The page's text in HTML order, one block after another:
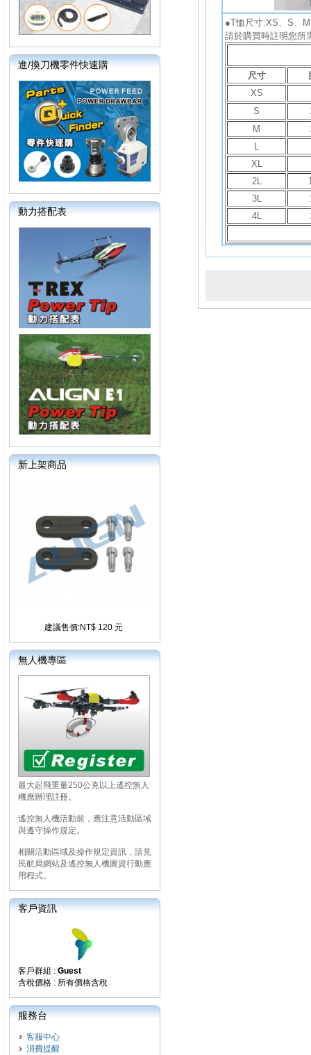
進/換刀機零件快速購
動力搭配表
新上架商品
建議售價:NT$ 120 元
無人機專區
最大起飛重量250公克以上遙控無人
機應辦理註冊。
遙控無人機活動前，應注意活動區域
與遵守操作規定。
相關活動區域及操作規定資訊，請見
民航局網站及遙控無人機圖資行動應
用程式。
客戶資訊
客戶群組 : Guest
含稅價格 : 所有價格含稅
服務台
客服中心
消費提醒
●T恤尺寸:XS、S、
請於購買時註明您所
尺寸
XS
S
M
L
XL
2L
3L
4L